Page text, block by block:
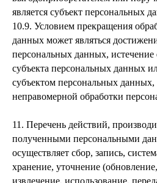
является субъект персональных
10.9. Условием прекращения
данных может являться
персональных данных, истечение
субъекта персональных данных
субъектом персональных
неправомерной обработки
11. Перечень действий,
полученными персональными
осуществляет сбор, запись,
хранение, уточнение
извлечение, использование,